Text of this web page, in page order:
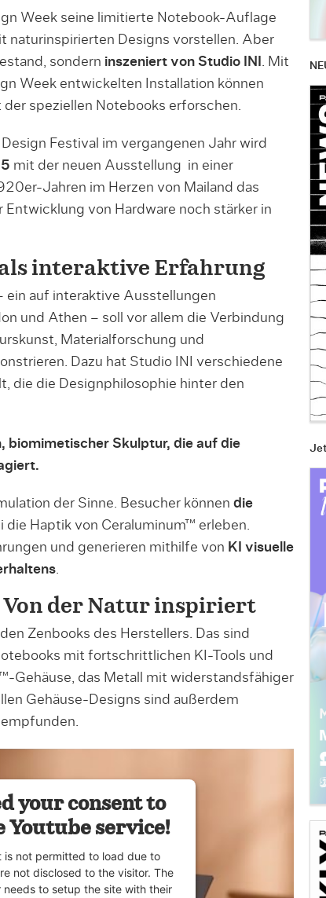
Week seine limitierte Notebook-Auflage
naturinspirierten Designs vorstellen. Aber
sondern inszeniert von Studio INI . Mit
Week entwickelten Installation können
speziellen Notebooks erforschen.
Festival im vergangenen Jahr wird
mit der neuen Ausstellung in einer
Jahren im Herzen von Mailand das
Entwicklung von Hardware noch stärker in
interaktive Erfahrung
ein auf interaktive Ausstellungen
und Athen – soll vor allem die Verbindung
Materialforschung und
Dazu hat Studio INI verschiedene
die die Designphilosophie hinter den
biomimetischer Skulptur, die auf die
der Sinne. Besucher können die
die Haptik von Ceraluminum™ erleben.
und generieren mithilfe von KI visuelle
.
Von der Natur inspiriert
Zenbooks des Herstellers. Das sind
mit fortschrittlichen KI-Tools und
Gehäuse, das Metall mit widerstandsfähiger
Gehäuse-Designs sind außerdem
your consent to
Youtube service!
is not permitted to load due to
not disclosed to the visitor. The
needs to setup the site with their